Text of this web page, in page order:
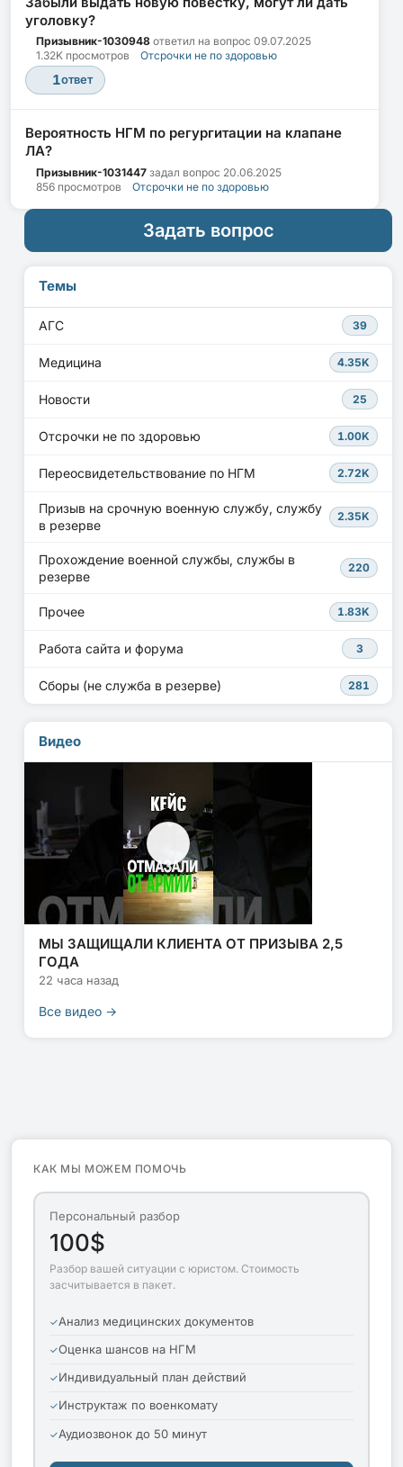
уголовку?
Призывник-1030948 ответил на вопрос 09.07.2025
1.32K просмотров
Отсрочки не по здоровью
1ответ
Вероятность НГМ по регургитации на клапане
ЛА?
Призывник-1031447 задал вопрос 20.06.2025
856 просмотров
Отсрочки не по здоровью
Задать вопрос
Темы
АГС 39
Медицина 4.35K
Новости 25
Отсрочки не по здоровью 1.00K
Переосвидетельствование по НГМ 2.72K
Призыв на срочную военную службу, службу
в резерве
2.35K
Прохождение военной службы, службы в
резерве
220
Прочее 1.83K
Работа сайта и форума 3
Сборы (не служба в резерве) 281
Видео
МЫ ЗАЩИЩАЛИ КЛИЕНТА ОТ ПРИЗЫВА 2,5
ГОДА
22 часа назад
Все видео →
КАК МЫ МОЖЕМ ПОМОЧЬ
Персональный разбор
100$
Разбор вашей ситуации с юристом. Стоимость
засчитывается в пакет.
Анализ медицинских документов
Оценка шансов на НГМ
Индивидуальный план действий
Инструктаж по военкомату
Аудиозвонок до 50 минут